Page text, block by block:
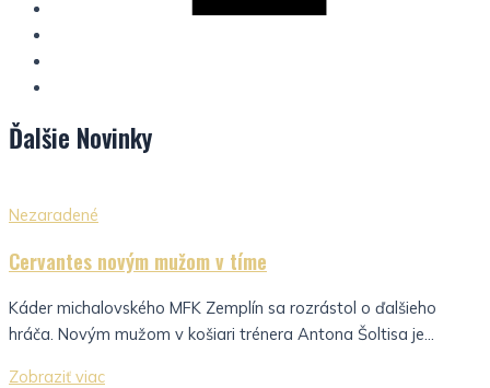
Ďalšie Novinky
Nezaradené
Cervantes novým mužom v tíme
Káder michalovského MFK Zemplín sa rozrástol o ďalšieho
hráča. Novým mužom v košiari trénera Antona Šoltisa je...
Zobraziť viac